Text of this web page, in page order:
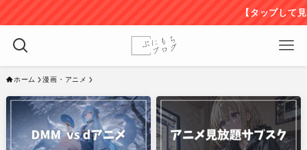
【タップして見る】アニメ
ホーム 漫画・アニメ